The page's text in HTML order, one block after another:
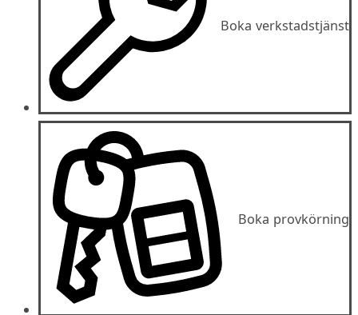
Boka verkstadstjänst
Boka provkörning